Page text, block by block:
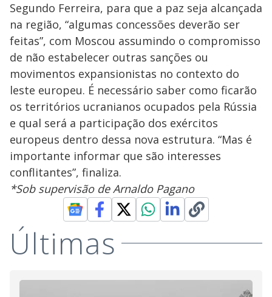
i
d
e
o
Segundo Ferreira, para que a paz seja alcançada
na região, “algumas concessões deverão ser
feitas”, com Moscou assumindo o compromisso
de não estabelecer outras sanções ou
movimentos expansionistas no contexto do
leste europeu. É necessário saber como ficarão
os territórios ucranianos ocupados pela Rússia
e qual será a participação dos exércitos
europeus dentro dessa nova estrutura. “Mas é
importante informar que são interesses
conflitantes”, finaliza.
*Sob supervisão de Arnaldo Pagano
Últimas